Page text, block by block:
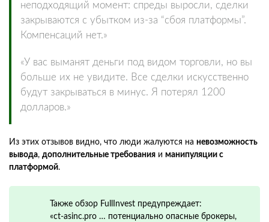
неподходящий момент: спреды выросли, сделки
закрываются с убытком из‑за “сбоя платформы”.
Компенсаций нет.»
«У вас выманят деньги под видом торговли, но вы
больше их не увидите. Все сделки искусственно
будут закрываться в минус. Я потерял 1200
долларов.»
Из этих отзывов видно, что люди жалуются на невозможность
вывода, дополнительные требования и манипуляции с
платформой.
Также обзор FullInvest предупреждает:
«ct‑asinc.pro … потенциально опасные брокеры,